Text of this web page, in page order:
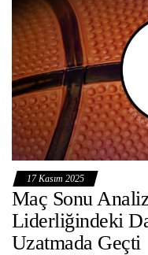
17 Kasım 2025
Maç Sonu
Liderliğindeki
Uzatmada Geçti